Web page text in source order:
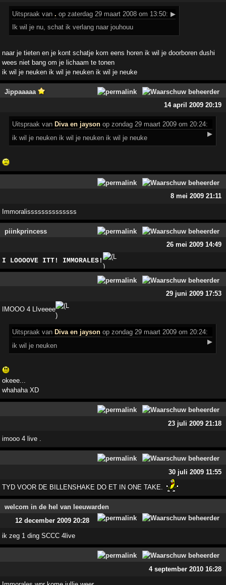
Uitspraak van. op zaterdag 29 maart 2008 om 13:50: ▶
Ik wil je nu, schat ik verlang naar jouhouu
naar je tieten en je kont schatje kom eens horen ik wil je doorboren dushi
wees niet bang om je lichaam te tonen
ik wil je neuken ik wil je neuken ik wil je neuke
Jippaaaaa
14 april 2009 20:19
Uitspraak van Diva en jayson op zondag 29 maart 2009 om 20:24:
▶
ik wil je neuken ik wil je neuken ik wil je neuke
8 mei 2009 21:11
Immoralissssssssssssss
piinkprincess
26 mei 2009 14:49
I LOOOOVE ITT! IMMORALES!
29 juni 2009 17:53
IMOOO 4 LIveeee
Uitspraak van Diva en jayson op zondag 29 maart 2009 om 20:24:
▶
ik wil je neuken
okeee...
whahaha XD
23 juli 2009 21:18
imooo 4 live .
30 juli 2009 11:55
TYD VOOR DE BILLENSHAKE DO ET IN ONE TAKE.
welcom in de hel van leeuwarden
12 december 2009 20:28
ik zeg 1 ding SCCC 4live
4 september 2010 16:28